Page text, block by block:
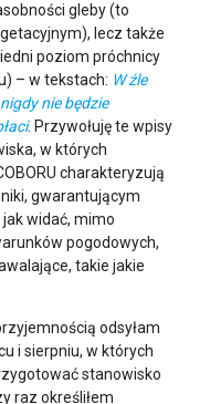
gleby (to
lecz także
poziom próchnicy
– w tekstach: W źle
nie będzie
. Przywołuję te wpisy
w których
charakteryzują
gwarantującym
widać, mimo
pogodowych,
takie jakie
odsyłam
i sierpniu, w których
stanowisko
raz określiłem